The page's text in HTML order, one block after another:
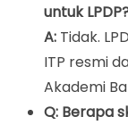
untuk
A: Tidak.
ITP resmi
Akademi
Q: Berapa